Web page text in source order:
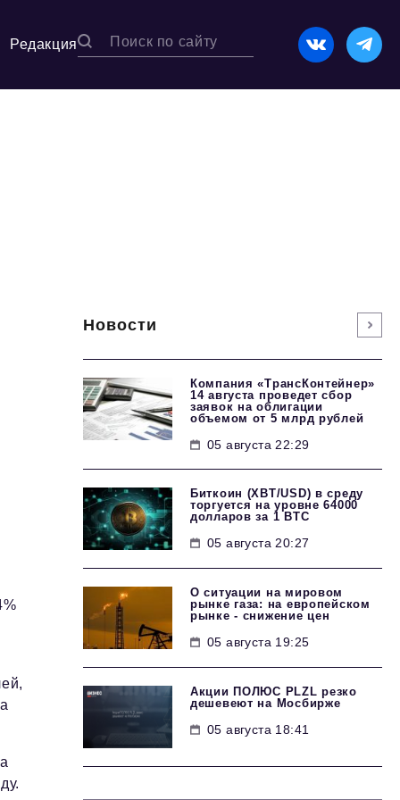
Редакция
Новости
Компания «ТрансКонтейнер»
14 августа проведет сбор
заявок на облигации
объемом от 5 млрд рублей
05 августа 22:29
Биткоин (XBT/USD) в среду
торгуется на уровне 64000
долларов за 1 BTC
05 августа 20:27
О ситуации на мировом
рынке газа: на европейском
рынке - снижение цен
05 августа 19:25
Акции ПОЛЮС PLZL резко
дешевеют на Мосбирже
05 августа 18:41